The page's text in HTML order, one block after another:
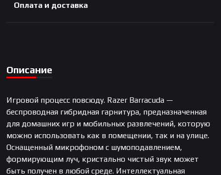
Оплата и доставка
Описание
Игровой процесс повсюду. Razer Barracuda —
беспроводная гибридная гарнитура, предназначенная
для домашних игр и мобильных развлечений, которую
можно использовать как в помещении, так и на улице.
Оснащенный микрофоном с шумоподавлением,
формирующим луч, кристально чистый звук может
быть получен в любой среде. Интеллектуальная